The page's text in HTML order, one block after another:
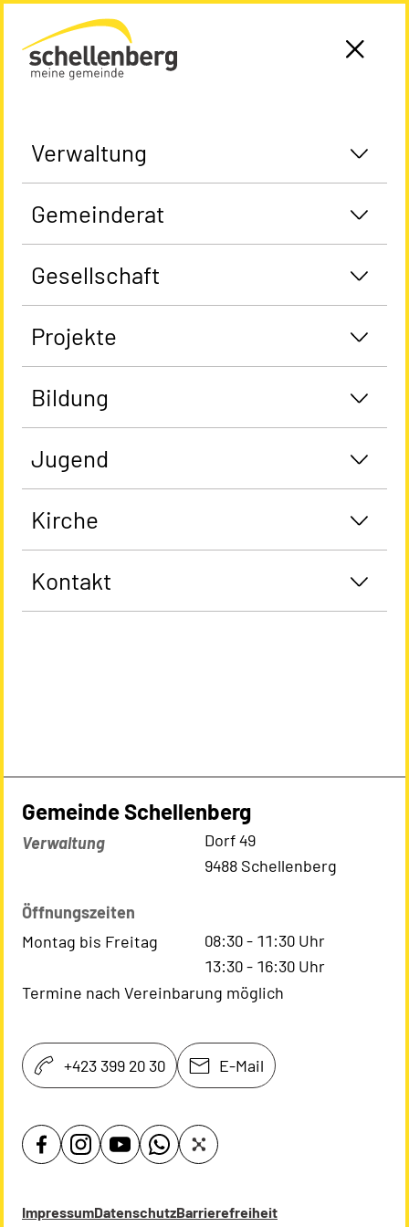
Gemeinde Schellenberg Startseite
Verwaltung
Gemeinderat
Gesellschaft
Projekte
Bildung
Jugend
Kirche
Kontakt
Gemeinde Schellenberg
Verwaltung
Dorf 49
9488 Schellenberg
Öffnungszeiten
Montag bis Freitag
08:30- 11:30 Uhr
13:30- 16:30 Uhr
Termine nach Vereinbarung möglich
+423 399 20 30 E-Mail
ImpressumDatenschutzBarrierefreiheit